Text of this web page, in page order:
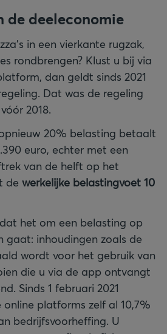
de deeleconomie
in een vierkante rugzak,
rondbrengen? Klust u bij via
dan geldt sinds 2021
Dat was de regeling
2018.
20% belasting betaalt
euro, echter met een
van de helft op het
de werkelijke belastingvoet 10
het om een belasting op
gaat: inhoudingen zoals de
wordt voor het gebruik van
die u via de app ontvangt
Sinds 1 februari 2021
platforms zelf al 10,7%
bedrijfsvoorheffing. U